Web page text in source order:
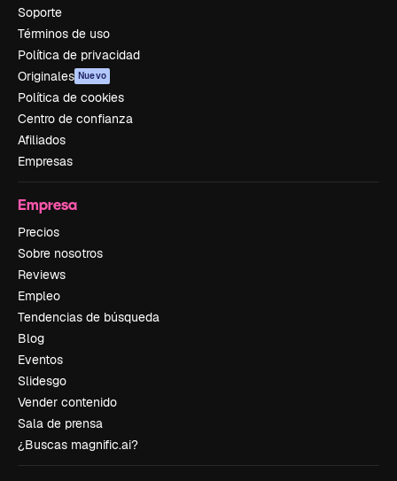
Soporte
Términos de uso
Política de privacidad
Originales Nuevo
Política de cookies
Centro de confianza
Afiliados
Empresas
Empresa
Precios
Sobre nosotros
Reviews
Empleo
Tendencias de búsqueda
Blog
Eventos
Slidesgo
Vender contenido
Sala de prensa
¿Buscas magnific.ai?